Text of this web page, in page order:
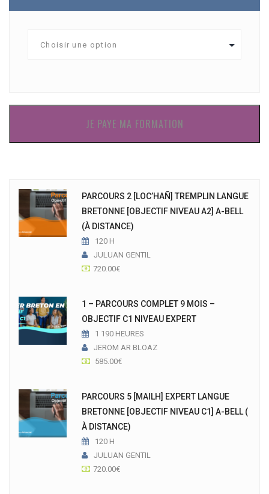
JE PAYE MA FORMATION
PARCOURS 2 [LOC’HAÑ] TREMPLIN LANGUE
BRETONNE [OBJECTIF NIVEAU A2] A-BELL
(À DISTANCE)
120 H
JULUAN GENTIL
720.00€
1 – PARCOURS COMPLET 9 MOIS –
OBJECTIF C1 NIVEAU EXPERT
1 190 HEURES
JEROM AR BLOAZ
585.00€
PARCOURS 5 [MAILH] EXPERT LANGUE
BRETONNE [OBJECTIF NIVEAU C1] A-BELL (
À DISTANCE)
120 H
JULUAN GENTIL
720.00€